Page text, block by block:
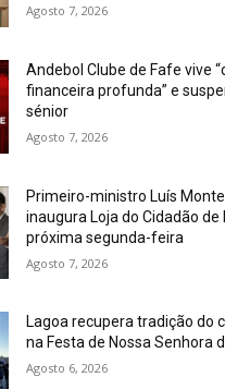
Agosto 7, 2026
Andebol Clube de Fafe vive
financeira profunda” e
sénior
Agosto 7, 2026
Primeiro-ministro Luís
inaugura Loja do Cidadão de
próxima segunda-feira
Agosto 7, 2026
Lagoa recupera tradição do
na Festa de Nossa Senhora
Agosto 6, 2026